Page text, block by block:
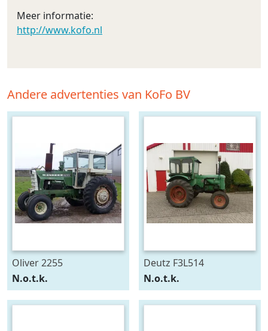
Meer informatie:
http://www.kofo.nl
Andere advertenties van KoFo BV
Oliver 2255
N.o.t.k.
Deutz F3L514
N.o.t.k.